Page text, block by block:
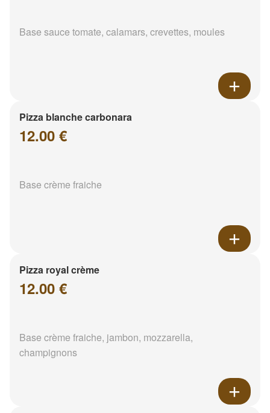
Base sauce tomate, calamars, crevettes, moules
Pizza blanche carbonara
12.00 €
Base crème fraiche
Pizza royal crème
12.00 €
Base crème fraiche, jambon, mozzarella,
champignons